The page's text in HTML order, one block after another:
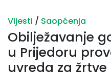
Vijesti / Saopćenja
Obilježavanje
u Prijedoru
uvreda za